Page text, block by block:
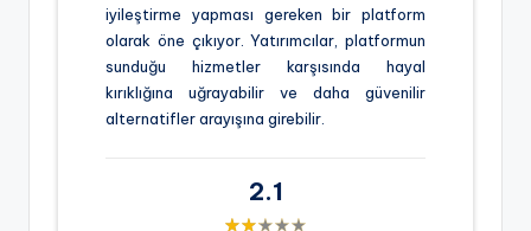
iyileştirme yapması gereken bir platform
olarak öne çıkıyor. Yatırımcılar, platformun
sunduğu hizmetler karşısında hayal
kırıklığına uğrayabilir ve daha güvenilir
alternatifler arayışına girebilir.
2.1